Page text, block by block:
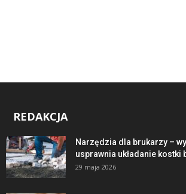
REDAKCJA
Narzędzia dla brukarzy –
usprawnia układanie kostki
29 maja 2026